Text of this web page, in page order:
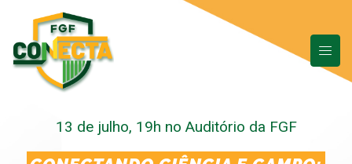
13 de julho, 19h no Auditório da FGF